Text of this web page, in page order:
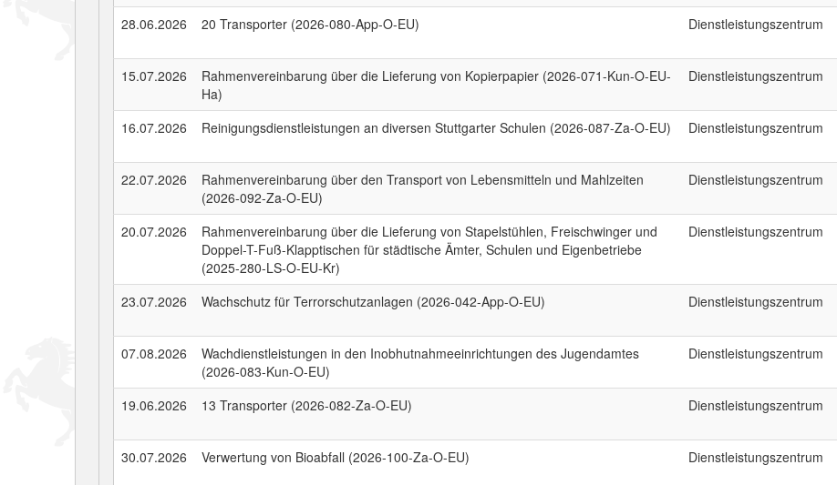
28.06.2026
20 Transporter (2026-080-App-O-EU) Dienstleistungszentrum
15.07.2026
Rahmenvereinbarung über die Lieferung von Kopierpapier (2026-071-Kun-O-EU-
Ha)
Dienstleistungszentrum
16.07.2026
Reinigungsdienstleistungen an diversen Stuttgarter Schulen (2026-087-Za-O-EU) Dienstleistungszentrum
22.07.2026
Rahmenvereinbarung über den Transport von Lebensmitteln und Mahlzeiten
(2026-092-Za-O-EU)
Dienstleistungszentrum
20.07.2026
Rahmenvereinbarung über die Lieferung von Stapelstühlen, Freischwinger und
Doppel-T-Fuß-Klapptischen für städtische Ämter, Schulen und Eigenbetriebe
(2025-280-LS-O-EU-Kr)
Dienstleistungszentrum
23.07.2026 Wachschutz für Terrorschutzanlagen (2026-042-App-O-EU) Dienstleistungszentrum
07.08.2026
Wachdienstleistungen in den Inobhutnahmeeinrichtungen des Jugendamtes
(2026-083-Kun-O-EU)
Dienstleistungszentrum
19.06.2026
13 Transporter (2026-082-Za-O-EU) Dienstleistungszentrum
30.07.2026
Verwertung von Bioabfall (2026-100-Za-O-EU) Dienstleistungszentrum